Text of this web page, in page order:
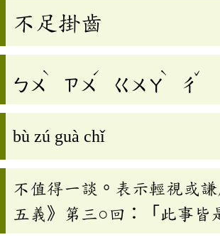
不足掛齒
ㄅㄨ
ˋ
ㄗㄨ
ˊ
ㄍㄨㄚ
ˋ
ㄔ
ˇ
bù zú guà chǐ
不值得一談。表示輕視或
五義》第三○回：「此事皆